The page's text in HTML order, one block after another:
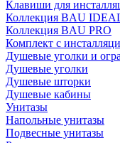
Клавиши для
Коллекция BAU
Коллекция BAU PRO
Комплект с
Душевые уголки и
Душевые уголки
Душевые шторки
Душевые кабины
Унитазы
Напольные унитазы
Подвесные унитазы